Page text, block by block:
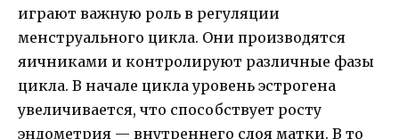
играют важную роль в регуляции
менструального цикла. Они производятся
яичниками и контролируют различные фазы
цикла. В начале цикла уровень эстрогена
увеличивается, что способствует росту
эндометрия — внутреннего слоя матки. В то